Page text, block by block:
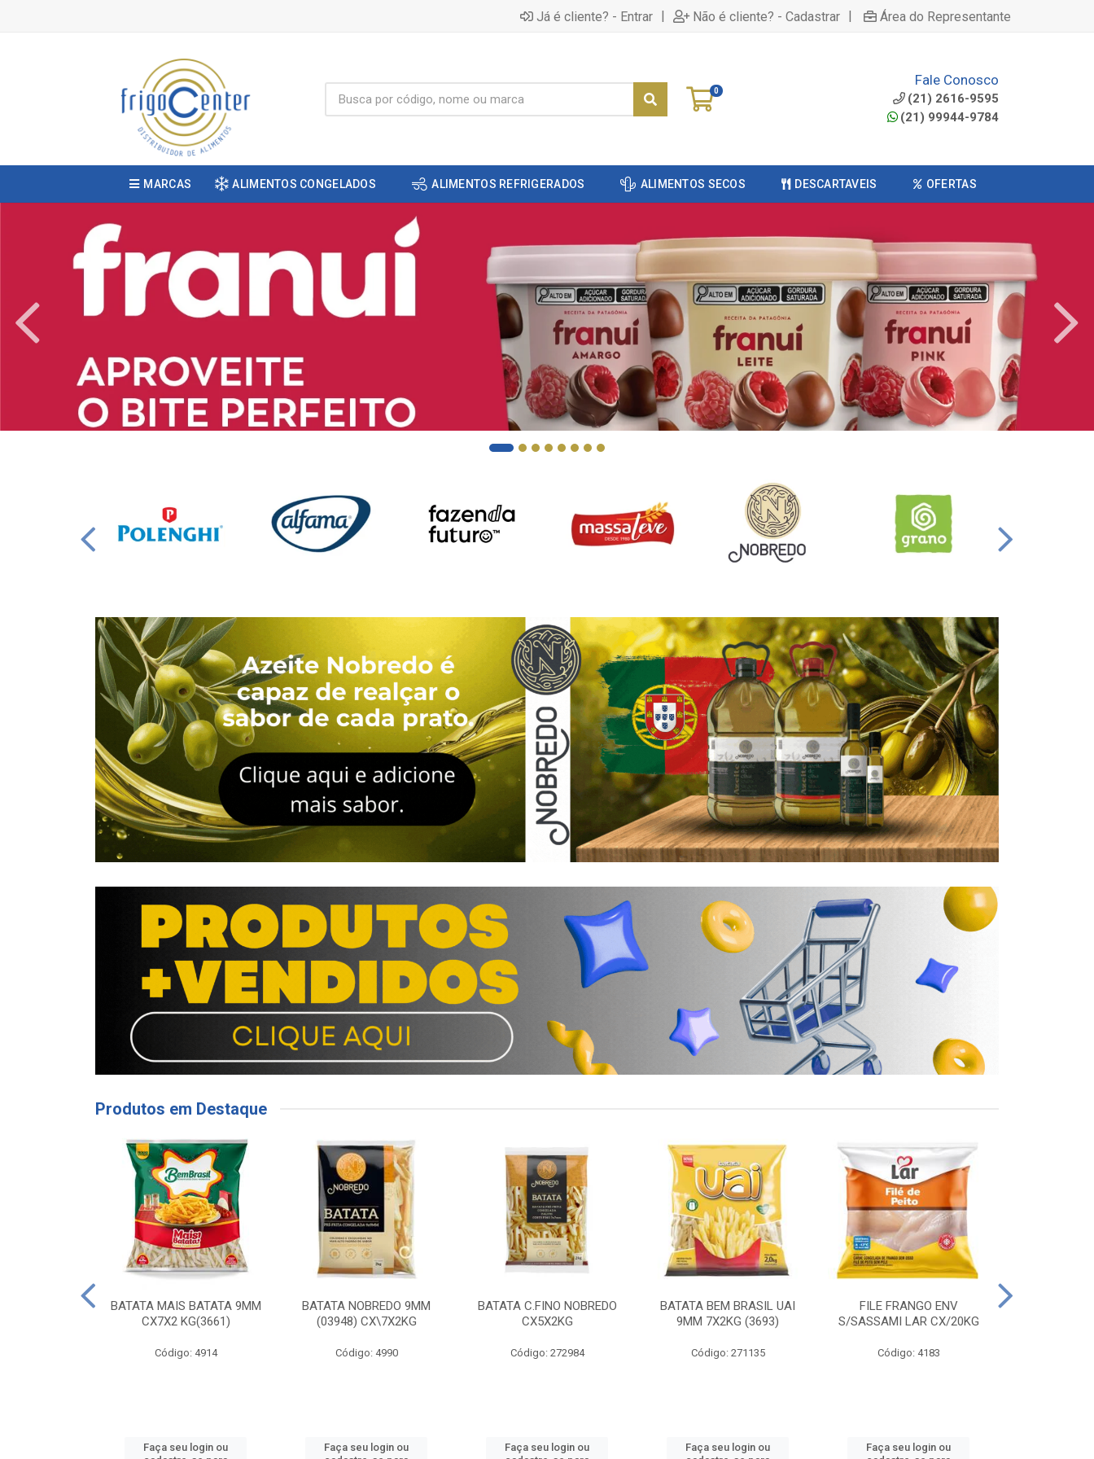
Já é cliente? - Entrar | Não é cliente? - Cadastrar | Área do Representante
0
Fale Conosco
(21) 2616-9595
(21) 99944-9784
MARCAS ALIMENTOS CONGELADOS ALIMENTOS REFRIGERADOS ALIMENTOS SECOS DESCARTAVEIS OFERTAS
Produtos em Destaque
BATATA MAIS BATATA 9MM
CX7X2 KG(3661)
Código: 4914
Faça seu login ou
BATATA NOBREDO 9MM
(03948) CX\7X2KG
Código: 4990
Faça seu login ou
BATATA C.FINO NOBREDO
CX5X2KG
Código: 272984
Faça seu login ou
BATATA BEM BRASIL UAI
9MM 7X2KG (3693)
Código: 271135
Faça seu login ou
FILE FRANGO ENV
S/SASSAMI LAR CX/20KG
Código: 4183
Faça seu login ou